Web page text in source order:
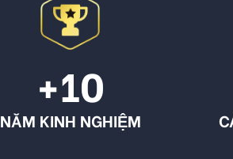
+10
NĂM KINH NGHIỆM